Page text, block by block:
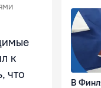
к
что
В